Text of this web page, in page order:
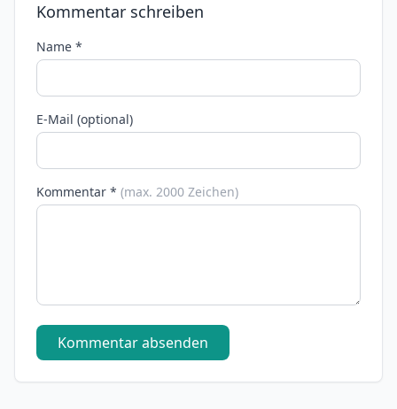
Kommentar schreiben
Name *
E-Mail (optional)
Kommentar * (max. 2000 Zeichen)
Kommentar absenden